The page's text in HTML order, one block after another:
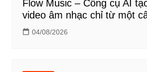
Flow Music – Công cụ AI
video âm nhạc chỉ từ một
04/08/2026